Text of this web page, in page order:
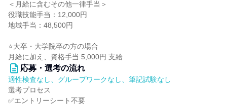
＜月給に含むその他一律手当＞
役職技能手当：12,000円
地域手当：48,500円
⭐大卒・大学院卒の方の場合
月給に加え、資格手当 5,000円 支給
応募・選考の流れ
適性検査なし、グループワークなし、筆記試験なし
選考プロセス
✅エントリーシート不要